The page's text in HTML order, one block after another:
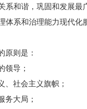
系和谐，巩固和发展
体系和治理能力现代
则是：
导；
社会主义旗帜；
大局；